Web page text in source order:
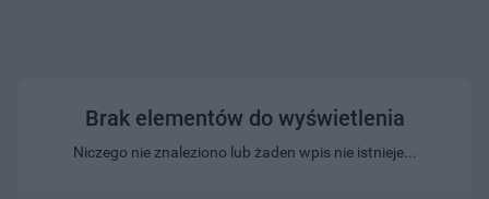
Brak elementów do wyświetlenia
Niczego nie znaleziono lub żaden wpis nie istnieje...